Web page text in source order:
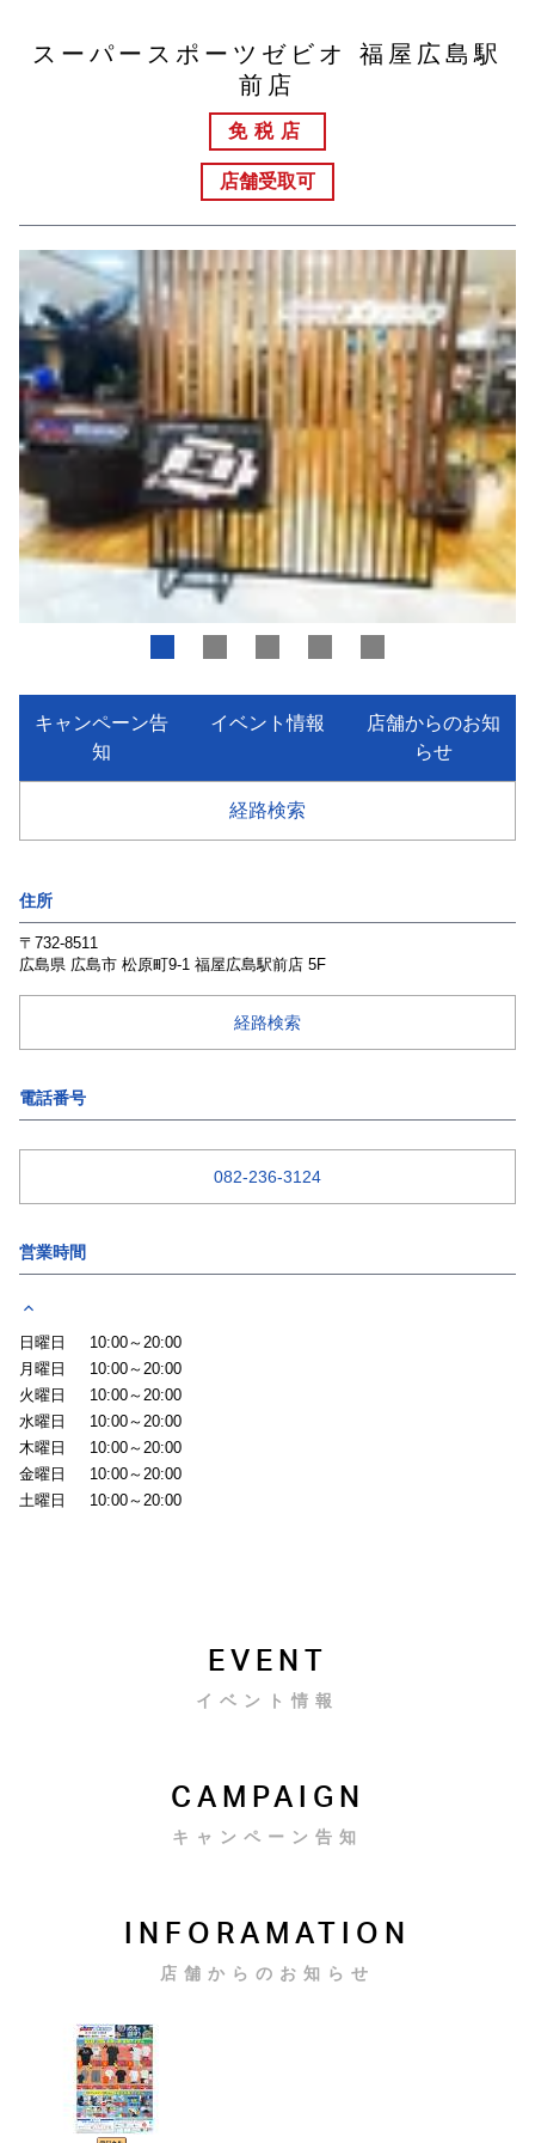
スーパースポーツゼビオ 福屋広島駅
前店
免税店
店舗受取可
キャンペーン告
知
イベント情報
店舗からのお知
らせ
経路検索
住所
〒732-8511
広島県 広島市 松原町9-1 福屋広島駅前店 5F
経路検索
電話番号
082-236-3124
営業時間
日曜日
10:00～20:00
月曜日
10:00～20:00
火曜日
10:00～20:00
水曜日
10:00～20:00
木曜日
10:00～20:00
金曜日
10:00～20:00
土曜日
10:00～20:00
EVENT
イベント情報
CAMPAIGN
キャンペーン告知
INFORAMATION
店舗からのお知らせ